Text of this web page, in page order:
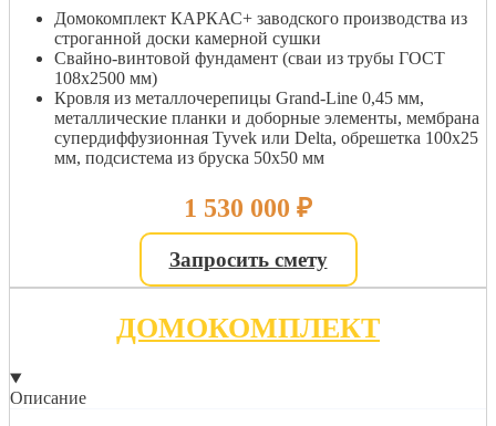
Домокомплект КАРКАС+ заводского производства из
строганной доски камерной сушки
Свайно-винтовой фундамент (сваи из трубы ГОСТ
108х2500 мм)
Кровля из металлочерепицы Grand-Line 0,45 мм,
металлические планки и доборные элементы, мембрана
супердиффузионная Tyvek или Delta, обрешетка 100х25
мм, подсистема из бруска 50х50 мм
1 530 000 ₽
Запросить смету
ДОМОКОМПЛЕКТ
Описание